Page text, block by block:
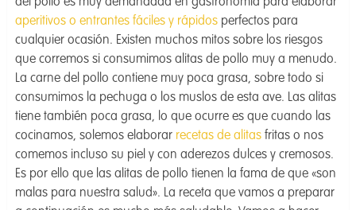
del pollo es muy demandada en gastronomía para elaborar
aperitivos o entrantes fáciles y rápidosperfectos para
cualquier ocasión. Existen muchos mitos sobre los riesgos
que corremos si consumimos alitas de pollo muy a menudo.
La carne del pollo contiene muy poca grasa, sobre todo si
consumimos la pechuga o los muslos de esta ave. Las alitas
tiene también poca grasa, lo que ocurre es que cuando las
cocinamos, solemos elaborar recetas de alitasfritas o nos
comemos incluso su piel y con aderezos dulces y cremosos.
Es por ello que las alitas de pollo tienen la fama de que «son
malas para nuestra salud». La receta que vamos a preparar